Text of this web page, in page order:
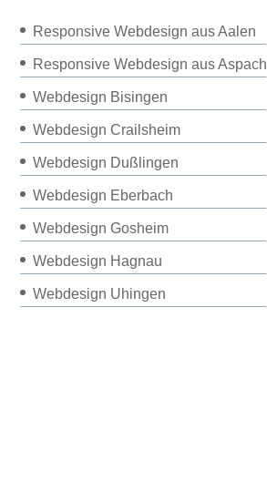
Responsive Webdesign aus Aalen
Responsive Webdesign aus Aspach
Webdesign Bisingen
Webdesign Crailsheim
Webdesign Dußlingen
Webdesign Eberbach
Webdesign Gosheim
Webdesign Hagnau
Webdesign Uhingen